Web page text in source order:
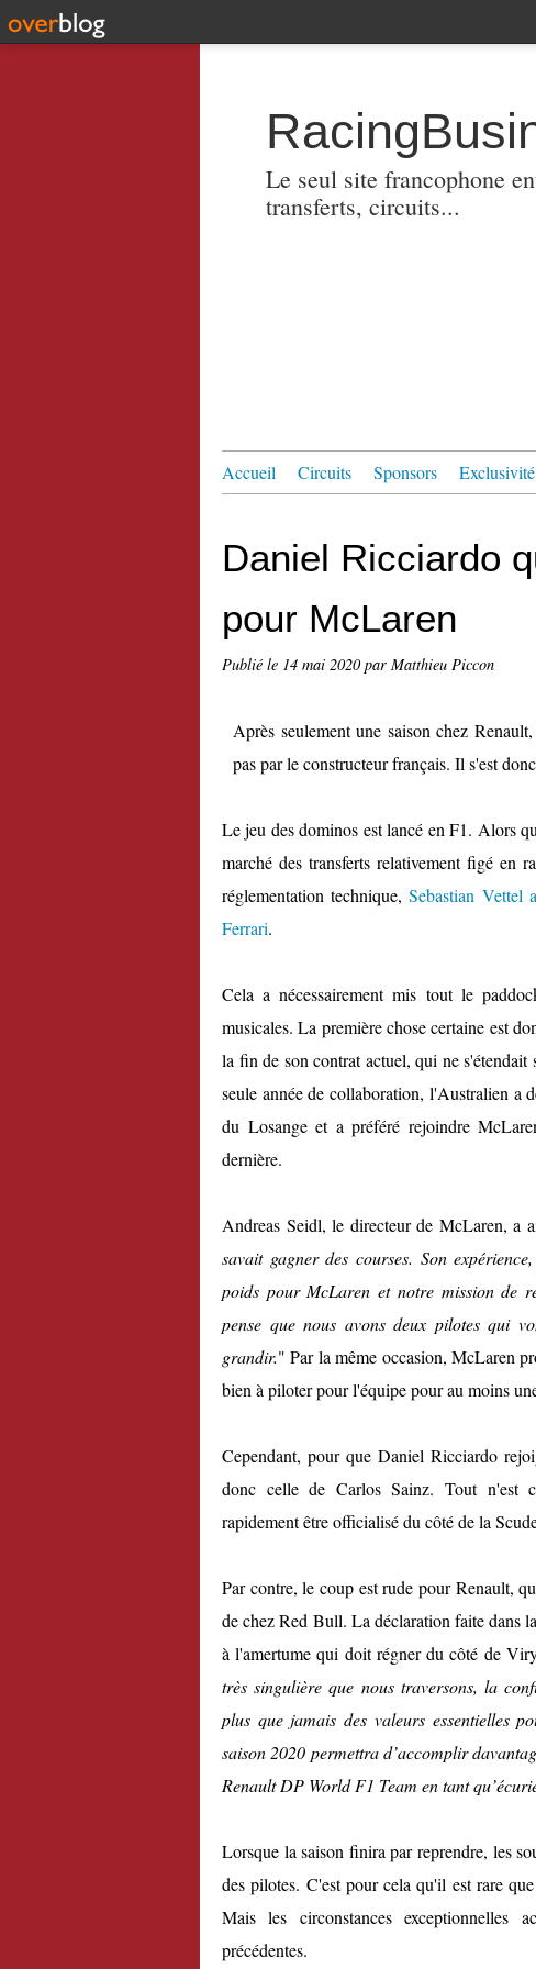
Le seul site francophone
transferts, circuits...
Accueil Circuits Sponsors Exclusivité
Daniel Ricciardo
pour McLaren
Publié le 14 mai 2020par Matthieu Piccon
Après seulement une saison chez
pas par le constructeur français. Il s'est
Le jeu des dominos est lancé en F1. Alors
marché des transferts relativement figé en
réglementation technique,Sebastian Vettel
Ferrari.
Cela a nécessairement mis tout le
musicales. La première chose certaine est
la fin de son contrat actuel, qui ne
seule année de collaboration, l'Australien a
du Losange et a préféré rejoindre
dernière.
Andreas Seidl, le directeur de McLaren, a
savait gagner des courses. Son
poids pour McLaren et notre mission de
pense que nous avons deux pilotes qui
grandir." Par la même occasion, McLaren
bien à piloter pour l'équipe pour au moins
Cependant, pour que Daniel Ricciardo
donc celle de Carlos Sainz. Tout n'est
rapidement être officialisé du côté de la
Par contre, le coup est rude pour Renault,
de chez Red Bull. La déclaration faite dans
à l'amertume qui doit régner du côté de
très singulière que nous traversons, la
plus que jamais des valeurs essentielles
saison 2020 permettra d’accomplir
Renault DP World F1 Team en tant
Lorsque la saison finira par reprendre, les
des pilotes. C'est pour cela qu'il est rare
Mais les circonstances exceptionnelles
précédentes.